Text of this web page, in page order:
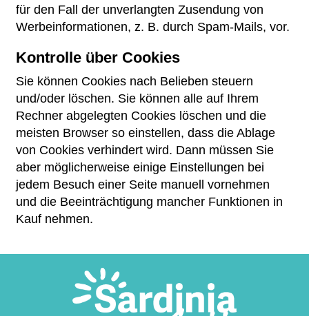
für den Fall der unverlangten Zusendung von
Werbeinformationen, z. B. durch Spam-Mails, vor.
Kontrolle über Cookies
Sie können Cookies nach Belieben steuern
und/oder löschen. Sie können alle auf Ihrem
Rechner abgelegten Cookies löschen und die
meisten Browser so einstellen, dass die Ablage
von Cookies verhindert wird. Dann müssen Sie
aber möglicherweise einige Einstellungen bei
jedem Besuch einer Seite manuell vornehmen
und die Beeinträchtigung mancher Funktionen in
Kauf nehmen.